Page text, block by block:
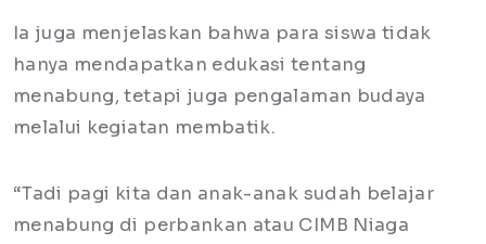
Ia juga menjelaskan bahwa para siswa tidak
hanya mendapatkan edukasi tentang
menabung, tetapi juga pengalaman budaya
melalui kegiatan membatik.
“Tadi pagi kita dan anak-anak sudah belajar
menabung di perbankan atau CIMB Niaga